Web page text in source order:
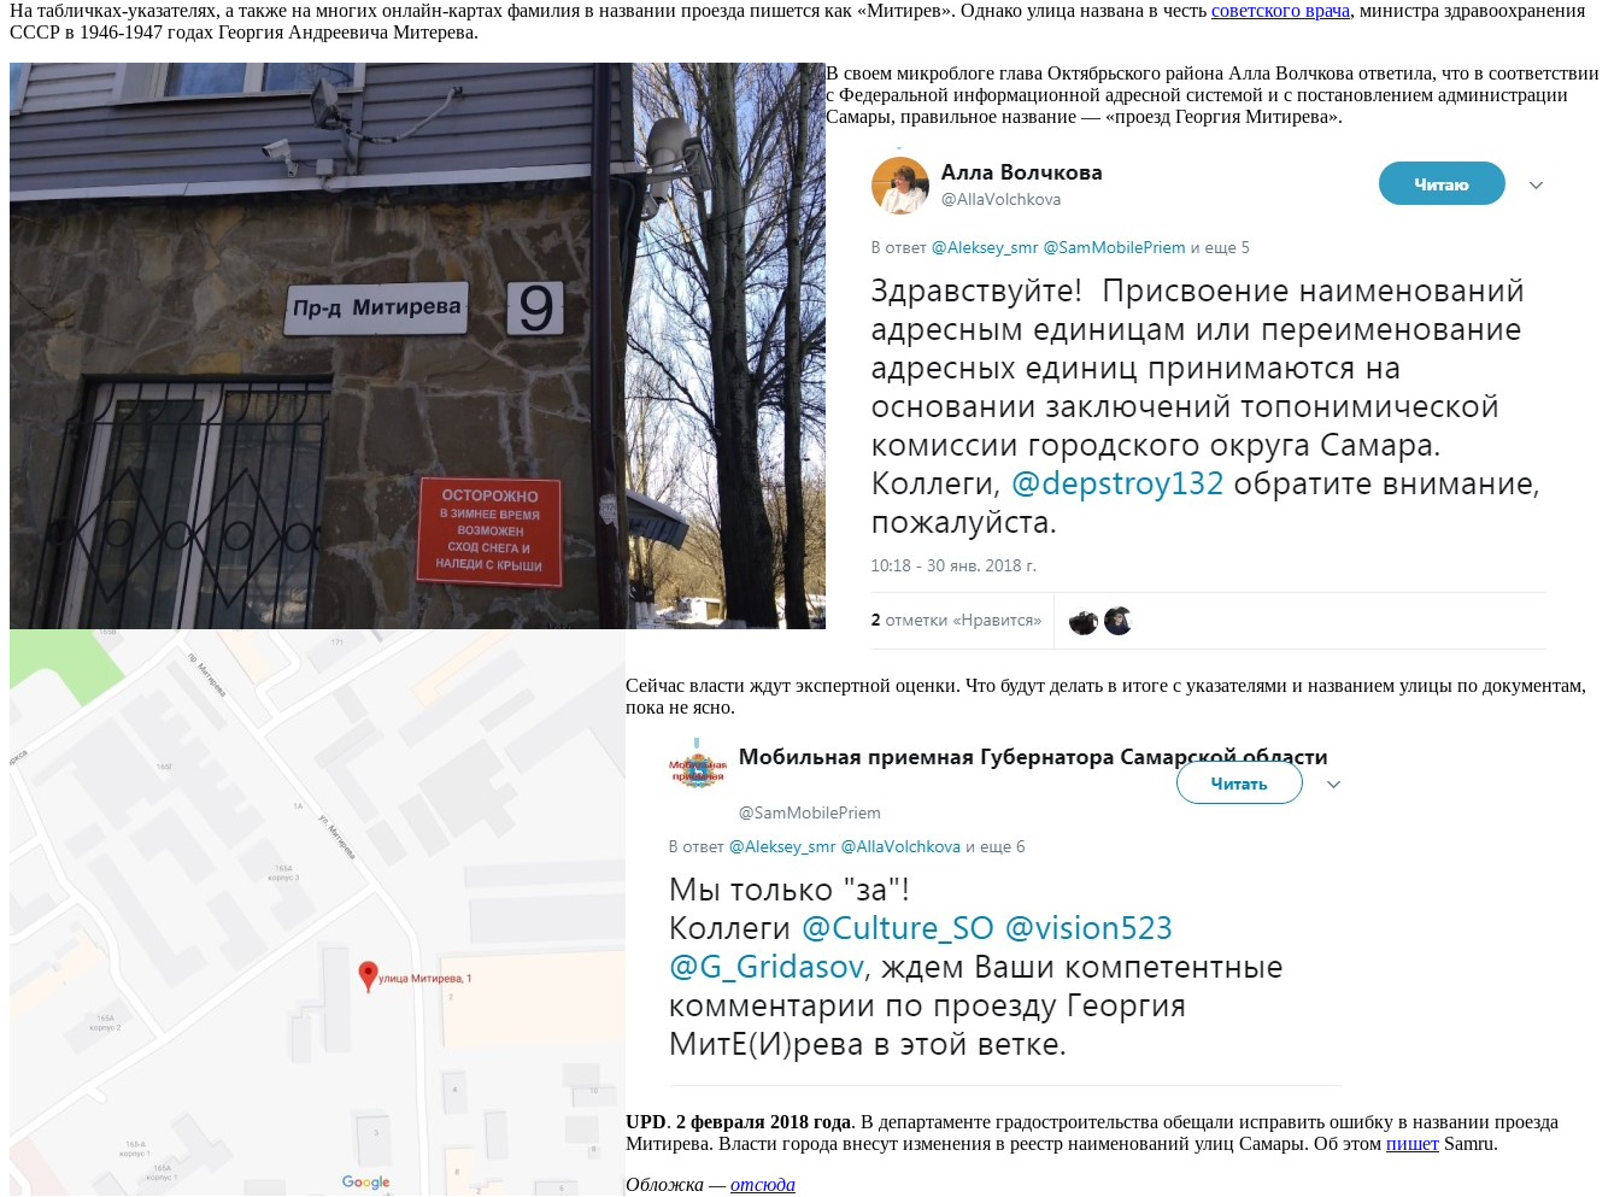
На табличках-указателях, а также на многих онлайн-картах фамилия в названии проезда пишется как «Митирев». Однако улица названа в честь советского врача, министра здравоохранения
СССР в 1946-1947 годах Георгия Андреевича Митерева.
В своем микроблоге глава Октябрьского района Алла Волчкова ответила, что в соответствии
с Федеральной информационной адресной системой и с постановлением администрации
Самары, правильное название — «проезд Георгия Митирева».
Сейчас власти ждут экспертной оценки. Что будут делать в итоге с указателями и названием улицы по документам,
пока не ясно.
UPD. 2 февраля 2018 года. В департаменте градостроительства обещали исправить ошибку в названии проезда
Митирева. Власти города внесут изменения в реестр наименований улиц Самары. Об этом пишет Samru.
Обложка —отсюда